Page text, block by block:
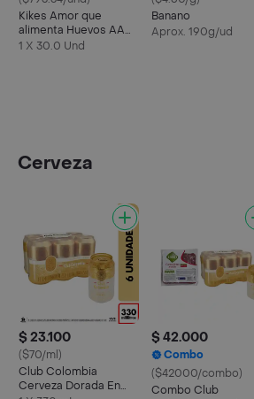
Kikes Amor que
alimenta Huevos AA
Rojos L
1 X 30.0 Und
Banano
Aprox. 190g/ud
Cerveza
$ 23.100
($70/ml)
Club Colombia
Cerveza Dorada En
$ 42.000
Combo
($42000/combo)
Combo Club